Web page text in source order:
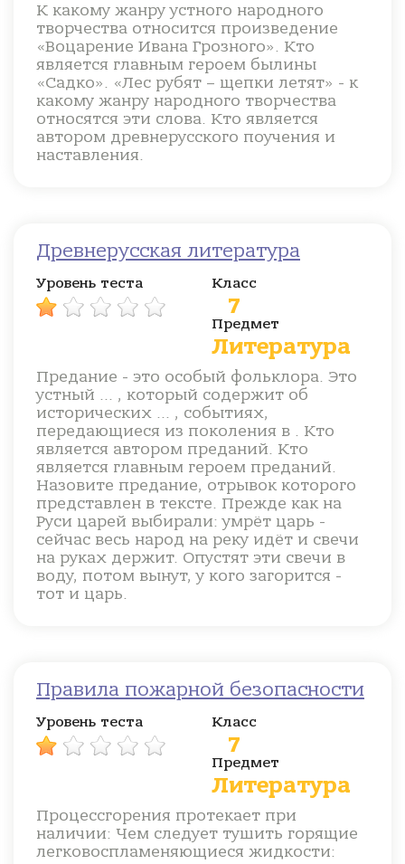
К какому жанру устного народного
творчества относится произведение
«Воцарение Ивана Грозного». Кто
является главным героем былины
«Садко». «Лес рубят – щепки летят» - к
какому жанру народного творчества
относятся эти слова. Кто является
автором древнерусского поучения и
наставления.
Древнерусская литература
Уровень теста Класс
7
Предмет
Литература
Предание - это особый фольклора. Это
устный ... , который содержит об
исторических ... , событиях,
передающиеся из поколения в . Кто
является автором преданий. Кто
является главным героем преданий.
Назовите предание, отрывок которого
представлен в тексте. Прежде как на
Руси царей выбирали: умрёт царь -
сейчас весь народ на реку идёт и свечи
на руках держит. Опустят эти свечи в
воду, потом вынут, у кого загорится -
тот и царь.
Правила пожарной безопасности
Уровень теста Класс
7
Предмет
Литература
Процессгорения протекает при
наличии: Чем следует тушить горящие
легковоспламеняющиеся жидкости: